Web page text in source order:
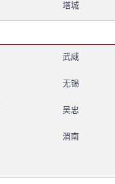
塔城
武威
无锡
吴忠
渭南